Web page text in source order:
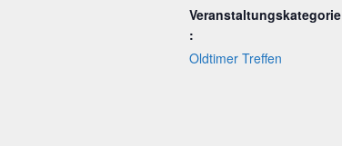
Veranstaltungskategorie
:
Oldtimer Treffen